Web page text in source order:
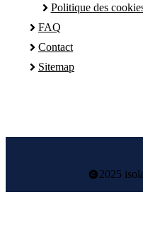
Politique des
FAQ
Contact
Sitemap
2025